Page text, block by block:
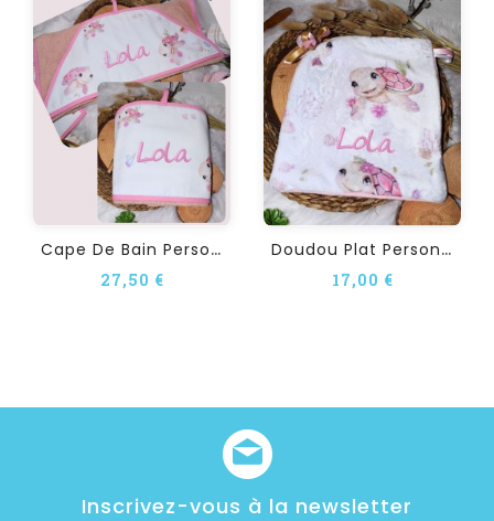
C
Ape De Bain Personnalisée...
27,50 €
D
Oudou Plat Personnalisé...
17,00 €
Inscrivez-vous à la newsletter